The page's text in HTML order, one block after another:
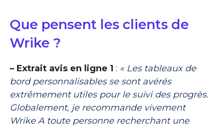
Que pensent les clients de
Wrike ?
– Extrait avis en ligne 1 : « Les tableaux de
bord personnalisables se sont avérés
extrêmement utiles pour le suivi des progrès.
Globalement, je recommande vivement
Wrike A toute personne recherchant une